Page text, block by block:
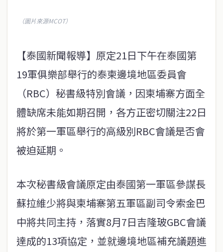
（圖片來源MCOT）
【泰國新聞報導】原定21日下午在泰國第
19軍俱樂部舉行的泰柬邊境地區委員會
（RBC）秘書級特別會議，因柬埔寨方面全
體缺席未能如期召開，各方正密切關注22日
將於第一軍區舉行的高級別RBC會議是否會
被迫延期。
本次秘書級會議原定由泰國第一軍區參謀長
蘇拉維少將與柬埔寨第五軍區副司令索金巴
中將共同主持，落實8月7日吉隆玻GBC會議
達成的13項協定，並就邊境地區補充議題進